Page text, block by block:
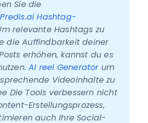
Sie die
Predis.ai Hashtag-
relevante Hashtags zu
die Auffindbarkeit deiner
erhöhen, kannst du es
AI reel Generator um
Videoinhalte zu
Die Tools verbessern nicht
Erstellungsprozess,
auch Ihre Social-